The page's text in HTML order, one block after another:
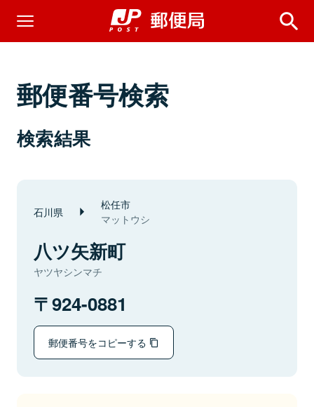
郵便番号検索
検索結果
石川県 松任市
マットウシ
八ツ矢新町
ヤツヤシンマチ
924-0881
郵便番号をコピーする